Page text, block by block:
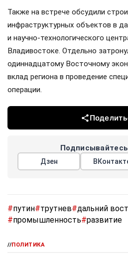
Также на встрече обсудили
инфраструктурных объектов в
и научно-технологического
Владивостоке. Отдельно
одиннадцатому Восточному
вклад региона в проведение
операции.
Дзен
#путин#трутнев#дальний
#промышленность#развитие
//ПОЛИТИКА